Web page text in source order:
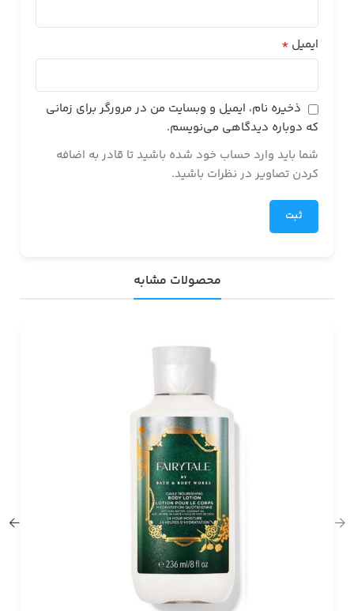
ایمیل *
ذخیره نام، ایمیل و وبسایت من در مرورگر برای زمانی
که دوباره دیدگاهی می‌نویسم.
شما باید وارد حساب خود شده باشید تا قادر به اضافه
کردن تصاویر در نظرات باشید.
محصولات مشابه